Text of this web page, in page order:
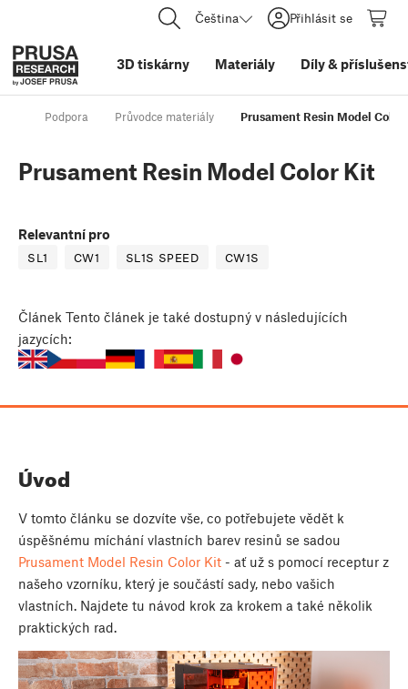
Čeština Přihlásit se
3D tiskárny Materiály Díly&
Podpora Průvodce materiály Prusament Resin Model Color
Prusament Resin Model Color Kit
Relevantní pro
SL1 CW1 SL1S SPEED CW1S
Článek Tento článek je také dostupný v následujících
jazycích:
Úvod
V tomto článku se dozvíte vše, co potřebujete vědět k
úspěšnému míchání vlastních barev resinů se sadou
Prusament Model Resin Color Kit - ať už s pomocí receptur z
našeho vzorníku, který je součástí sady, nebo vašich
vlastních. Najdete tu návod krok za krokem a také několik
praktických rad.